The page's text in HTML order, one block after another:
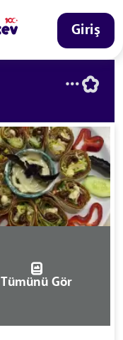
Giriş
Tümünü Gör